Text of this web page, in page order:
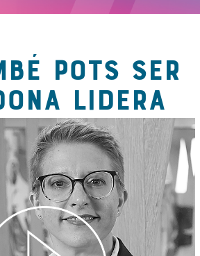
POTS SER
LIDERA